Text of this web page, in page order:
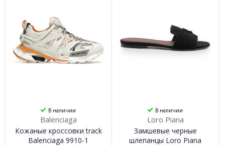
В наличии
Balenciaga
Кожаные кроссовки track
Balenciaga 9910-1
В наличии
Loro Piana
Замшевые черные
шлепанцы Loro Piana